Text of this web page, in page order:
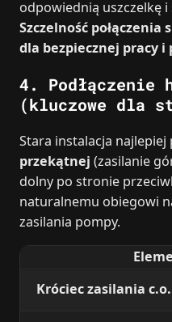
odpowiednią uszczelkę i
Szczelność
dla bezpiecznej pracy i
4. Podłączenie
(kluczowe dla
Stara instalacja najlepiej
przekątnej (zasilanie
dolny po stronie
naturalnemu obiegowi
zasilania pompy.
Króciec zasilania c.o.